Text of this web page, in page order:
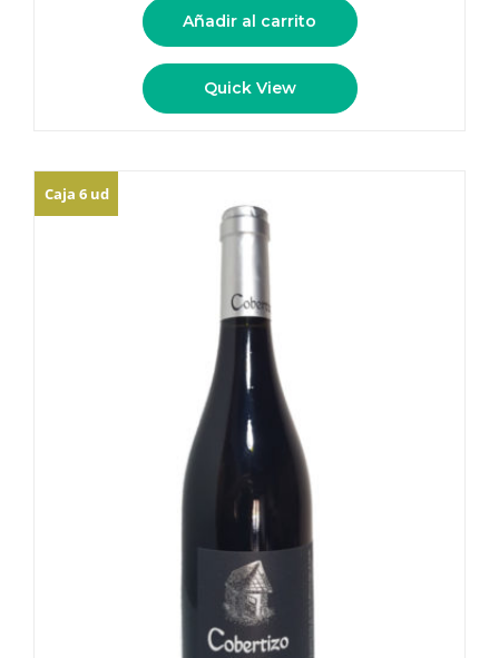
Añadir al carrito
Quick View
Caja 6 ud